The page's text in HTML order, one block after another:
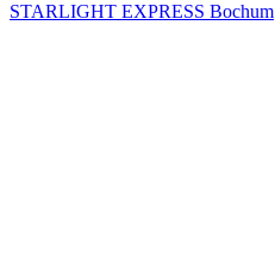
STARLIGHT EXPRESS Bochum